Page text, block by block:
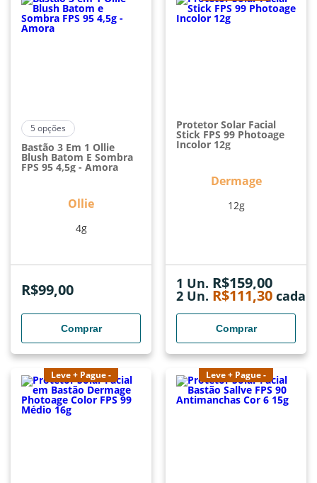
5 opções
Bastão 3 Em 1 Ollie
Blush Batom E Sombra
FPS 95 4,5g - Amora
Ollie
4g
R$99,00
Comprar
Protetor Solar Facial
Stick FPS 99 Photoage
Incolor 12g
Dermage
12g
1 Un. R$159,00
2 Un. R$111,30 cada
Comprar
Leve + Pague - Leve + Pague -